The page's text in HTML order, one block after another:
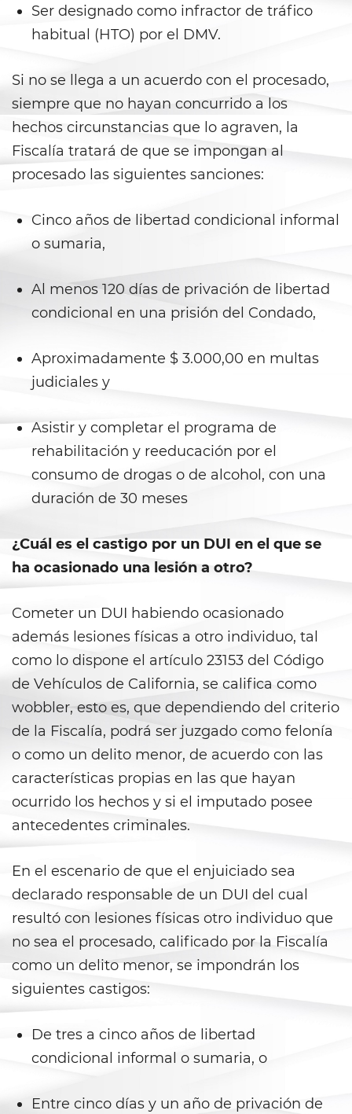
Vehicular Manslaughter
Drug Crimes
California Marijuana Laws
Manufacturing Drugs
Possession Of A Controlled
Substance
Possession Of A Controlled
Substance For Sale
Possession Of Marijuana
Transportation for Sale of a
Controlled Substance
DUI
2nd Offense DUI
3rd Offense DUI
4th Offense DUI
Dry Reckless
DMV Administrative Hearing
DUI Causing Injury
DUI Laws In The State Of
California
DUI With A Passenger Under 14
Drug (DUID)
Underage DUI
Wet Reckless
Check Fraud
Ser designado como infractor de tráfico
habitual (HTO) por el DMV.
Si no se llega a un acuerdo con el procesado,
siempre que no hayan concurrido a los
hechos circunstancias que lo agraven, la
Fiscalía tratará de que se impongan al
procesado las siguientes sanciones:
Cinco años de libertad condicional informal
o sumaria,
Al menos 120 días de privación de libertad
condicional en una prisión del Condado,
Aproximadamente $ 3.000,00 en multas
judiciales y
Asistir y completar el programa de
rehabilitación y reeducación por el
consumo de drogas o de alcohol, con una
duración de 30 meses
¿Cuál es el castigo por un DUI en el que se
ha ocasionado una lesión a otro?
Cometer un DUI habiendo ocasionado
además lesiones físicas a otro individuo, tal
como lo dispone el artículo 23153 del Código
de Vehículos de California, se califica como
wobbler, esto es, que dependiendo del criterio
de la Fiscalía, podrá ser juzgado como felonía
o como un delito menor, de acuerdo con las
características propias en las que hayan
ocurrido los hechos y si el imputado posee
antecedentes criminales.
En el escenario de que el enjuiciado sea
declarado responsable de un DUI del cual
resultó con lesiones físicas otro individuo que
no sea el procesado, calificado por la Fiscalía
como un delito menor, se impondrán los
siguientes castigos:
De tres a cinco años de libertad
condicional informal o sumaria, o
Entre cinco días y un año de privación de